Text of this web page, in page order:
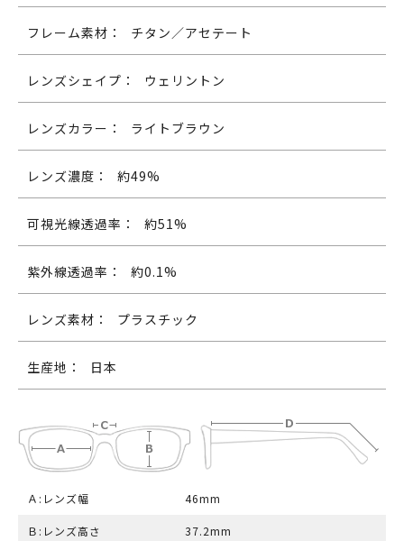
フレーム素材： チタン／アセテート
レンズシェイプ： ウェリントン
レンズカラー： ライトブラウン
レンズ濃度： 約49%
可視光線透過率： 約51%
紫外線透過率： 約0.1%
レンズ素材： プラスチック
生産地： 日本
Ａ:レンズ幅 46mm
Ｂ:レンズ高さ 37.2mm